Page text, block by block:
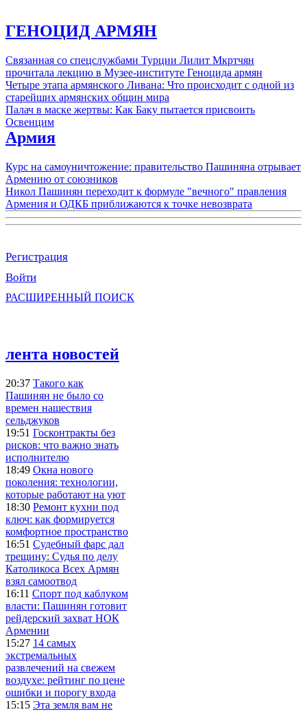
ГЕНОЦИД АРМЯН
Связанная со спецслужбами Турции Лилит Мкртчян
прочитала лекцию в Музее-институте Геноцида армян
Четыре этапа армянского Ливана: Что происходит с одной из
старейших армянских общин мира
Палач в маске жертвы: Как Баку пытается присвоить
Освенцим
Армия
Курс на самоуничтожение: правительство Пашиняна отрывает
Армению от союзников
Никол Пашинян переходит к формуле "вечного" правления
Армения и ОДКБ приближаются к точке невозврата
Регистрация
Войти
РАСШИРЕННЫЙ ПОИСК
лента новостей
20:37 Такого как
Пашинян не было со
времен нашествия
сельджуков
19:51 Госконтракты без
рисков: что важно знать
исполнителю
18:49 Окна нового
поколения: технологии,
которые работают на уют
18:30 Ремонт кухни под
ключ: как формируется
комфортное пространство
16:51 Судебный фарс дал
трещину: Судья по делу
Католикоса Всех Армян
взял самоотвод
16:11 Спорт под каблуком
власти: Пашинян готовит
рейдерский захват НОК
Армении
15:27 14 самых
экстремальных
развлечений на свежем
воздухе: рейтинг по цене
ошибки и порогу входа
15:15 Эта земля вам не